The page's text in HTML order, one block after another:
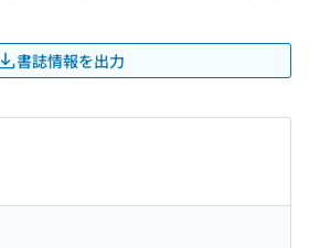
書誌情報を出力